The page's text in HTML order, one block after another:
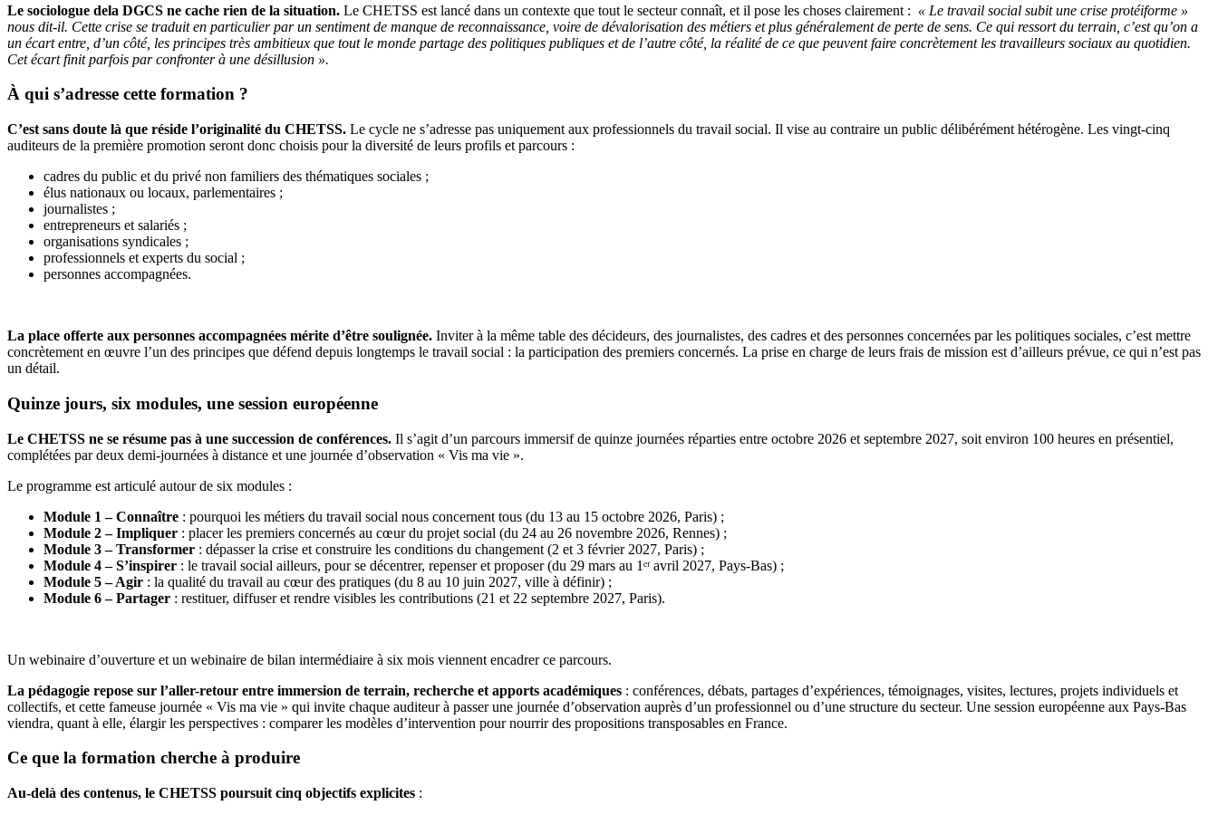
Le sociologue dela DGCS ne cache rien de la situation. Le CHETSS est lancé dans un contexte que tout le secteur connaît, et il pose les choses clairement : « Le travail social subit une crise protéiforme »
nous dit-il. Cette crise se traduit en particulier par un sentiment de manque de reconnaissance, voire de dévalorisation des métiers et plus généralement de perte de sens. Ce qui ressort du terrain, c’est qu’on a
un écart entre, d’un côté, les principes très ambitieux que tout le monde partage des politiques publiques et de l’autre côté, la réalité de ce que peuvent faire concrètement les travailleurs sociaux au quotidien.
Cet écart finit parfois par confronter à une désillusion ».
À qui s’adresse cette formation ?
C’est sans doute là que réside l’originalité du CHETSS. Le cycle ne s’adresse pas uniquement aux professionnels du travail social. Il vise au contraire un public délibérément hétérogène. Les vingt-cinq
auditeurs de la première promotion seront donc choisis pour la diversité de leurs profils et parcours :
cadres du public et du privé non familiers des thématiques sociales ;
élus nationaux ou locaux, parlementaires ;
journalistes ;
entrepreneurs et salariés ;
organisations syndicales ;
professionnels et experts du social ;
personnes accompagnées.
La place offerte aux personnes accompagnées mérite d’être soulignée. Inviter à la même table des décideurs, des journalistes, des cadres et des personnes concernées par les politiques sociales, c’est mettre
concrètement en œuvre l’un des principes que défend depuis longtemps le travail social : la participation des premiers concernés. La prise en charge de leurs frais de mission est d’ailleurs prévue, ce qui n’est pas
un détail.
Quinze jours, six modules, une session européenne
Le CHETSS ne se résume pas à une succession de conférences. Il s’agit d’un parcours immersif de quinze journées réparties entre octobre 2026 et septembre 2027, soit environ 100 heures en présentiel,
complétées par deux demi-journées à distance et une journée d’observation « Vis ma vie ».
Le programme est articulé autour de six modules :
Module 1 – Connaître : pourquoi les métiers du travail social nous concernent tous (du 13 au 15 octobre 2026, Paris) ;
Module 2 – Impliquer : placer les premiers concernés au cœur du projet social (du 24 au 26 novembre 2026, Rennes) ;
Module 3 – Transformer : dépasser la crise et construire les conditions du changement (2 et 3 février 2027, Paris) ;
Module 4 – S’inspirer : le travail social ailleurs, pour se décentrer, repenser et proposer (du 29 mars au 1ᵉʳ avril 2027, Pays-Bas) ;
Module 5 – Agir : la qualité du travail au cœur des pratiques (du 8 au 10 juin 2027, ville à définir) ;
Module 6 – Partager : restituer, diffuser et rendre visibles les contributions (21 et 22 septembre 2027, Paris).
Un webinaire d’ouverture et un webinaire de bilan intermédiaire à six mois viennent encadrer ce parcours.
La pédagogie repose sur l’aller-retour entre immersion de terrain, recherche et apports académiques : conférences, débats, partages d’expériences, témoignages, visites, lectures, projets individuels et
collectifs, et cette fameuse journée « Vis ma vie » qui invite chaque auditeur à passer une journée d’observation auprès d’un professionnel ou d’une structure du secteur. Une session européenne aux Pays-Bas
viendra, quant à elle, élargir les perspectives : comparer les modèles d’intervention pour nourrir des propositions transposables en France.
Ce que la formation cherche à produire
Au-delà des contenus, le CHETSS poursuit cinq objectifs explicites :